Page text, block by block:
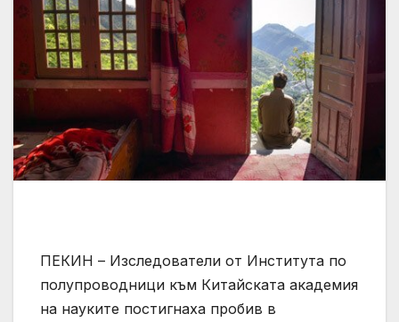
ПЕКИН – Изследователи от Института по
полупроводници към Китайската академия
на науките постигнаха пробив в